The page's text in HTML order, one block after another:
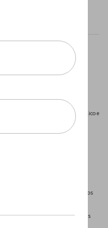
nas relações com o poder público e
atuar pela melhoria do
e produtividade.
práticas e valiosas às
com os desafios do dia a dia.
elaborado por um corpo
práticas e a orientação adequada
confiável de informações e
ou especialistas em recursos
questões relacionadas ao
Portanto,
de profissionais qualificados